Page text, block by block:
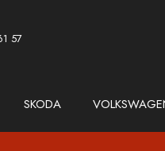
57
SKODA